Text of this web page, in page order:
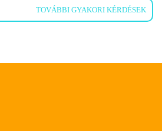
TOVÁBBI GYAKORI KÉRDÉSEK